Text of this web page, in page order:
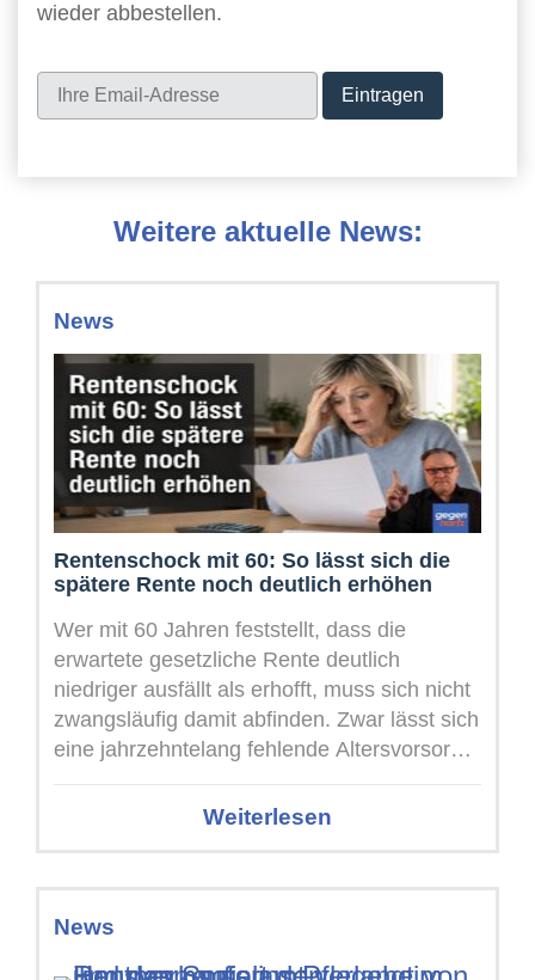
wieder abbestellen.
Weitere aktuelle News:
News
Rentenschock mit 60: So lässt sich die
spätere Rente noch deutlich erhöhen
Wer mit 60 Jahren feststellt, dass die
erwartete gesetzliche Rente deutlich
niedriger ausfällt als erhofft, muss sich nicht
zwangsläufig damit abfinden. Zwar lässt sich
eine jahrzehntelang fehlende Altersvorsorge
kurz vor ...
Weiterlesen
News